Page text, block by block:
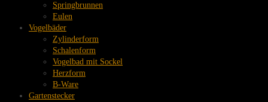
Springbrunnen
Eulen
Vogelbäder
Zylinderform
Schalenform
Vogelbad mit Sockel
Herzform
B-Ware
Gartenstecker